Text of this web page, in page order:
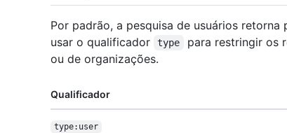
Por padrão, a pesquisa de usuários
usar o qualificador
type
para restringir os
ou de organizações.
Qualificador
type:user